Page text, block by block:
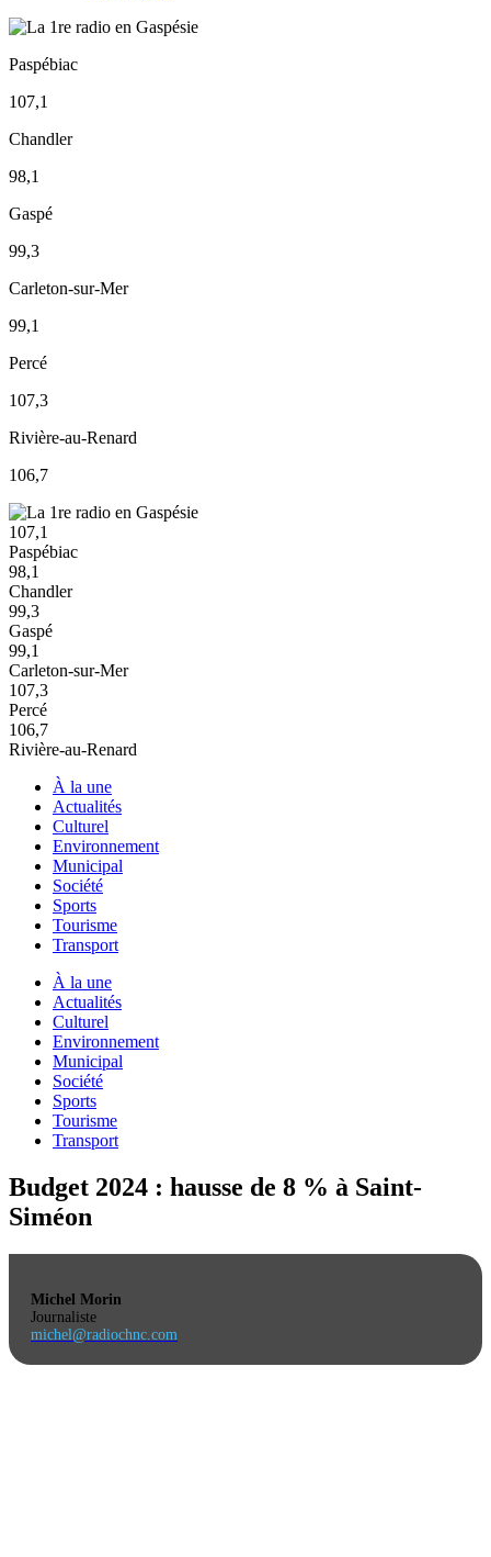
Paspébiac
107,1
Chandler
98,1
Gaspé
99,3
Carleton-sur-Mer
99,1
Percé
107,3
Rivière-au-Renard
106,7
107,1
Paspébiac
98,1
Chandler
99,3
Gaspé
99,1
Carleton-sur-Mer
107,3
Percé
106,7
Rivière-au-Renard
À la une
Actualités
Culturel
Environnement
Municipal
Société
Sports
Tourisme
Transport
À la une
Actualités
Culturel
Environnement
Municipal
Société
Sports
Tourisme
Transport
Budget 2024 : hausse de 8 % à Saint-
Siméon
Michel Morin
Journaliste
michel@radiochnc.com